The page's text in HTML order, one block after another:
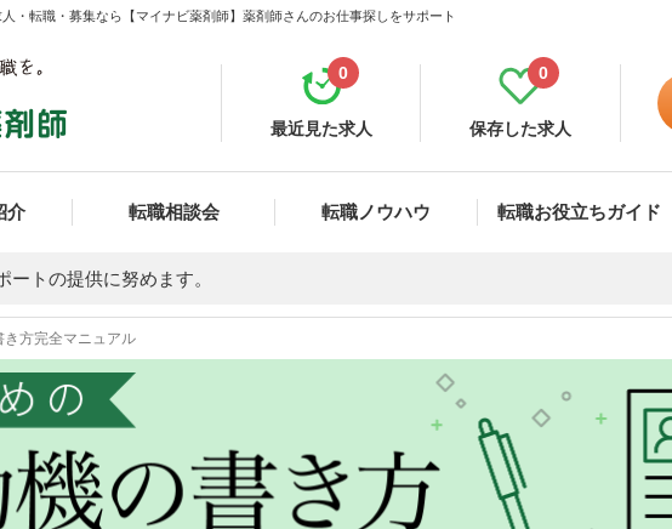
・転職・募集なら【マイナビ薬剤師】薬剤師さんのお仕事探しをサポート
最近見た求人
0
保存した求人
0
介 転職相談会 転職ノウハウ 転職お役立ちガイド
トの提供に努めます。
き方完全マニュアル